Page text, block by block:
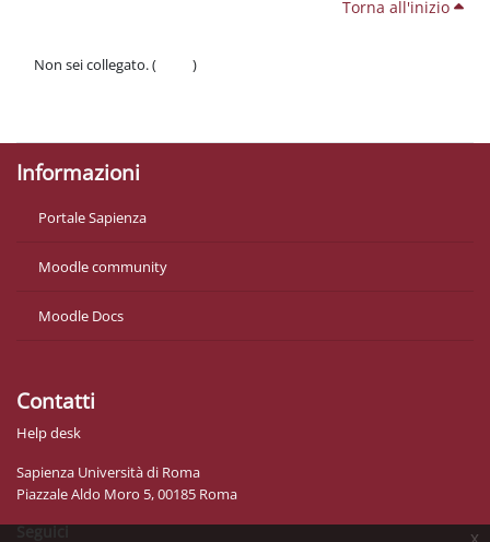
x
Torna all'inizio
Non sei collegato. (
)
Informazioni
Portale Sapienza
Moodle community
Moodle Docs
Contatti
Help desk
Sapienza Università di Roma
Piazzale Aldo Moro 5, 00185 Roma
Seguici